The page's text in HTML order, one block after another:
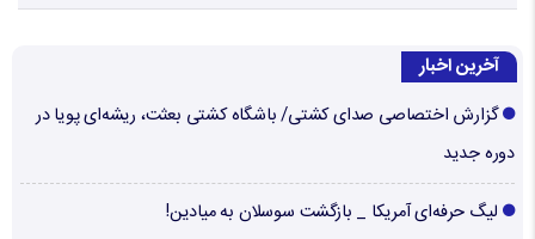
آخرین اخبار
گزارش اختصاصی صدای کشتی/ باشگاه کشتی بعثت، ریشه‌ای پویا در
دوره جدید
لیگ حرفه‌ای آمریکا _ بازگشت سوسلان به میادین!